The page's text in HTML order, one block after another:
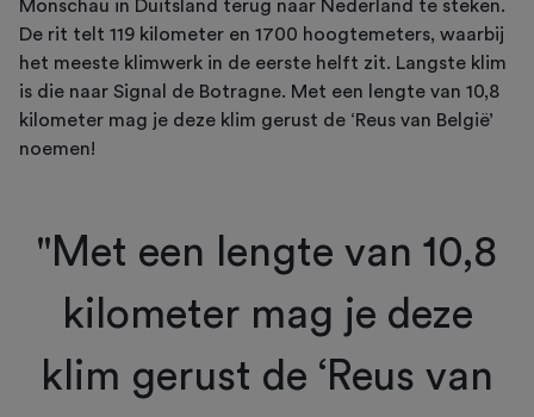
Monschau in Duitsland terug naar Nederland te steken.
De rit telt 119 kilometer en 1700 hoogtemeters, waarbij
het meeste klimwerk in de eerste helft zit. Langste klim
is die naar Signal de Botragne. Met een lengte van 10,8
kilometer mag je deze klim gerust de ‘Reus van België’
noemen!
"Met een lengte van 10,8
kilometer mag je deze
klim gerust de ‘Reus van